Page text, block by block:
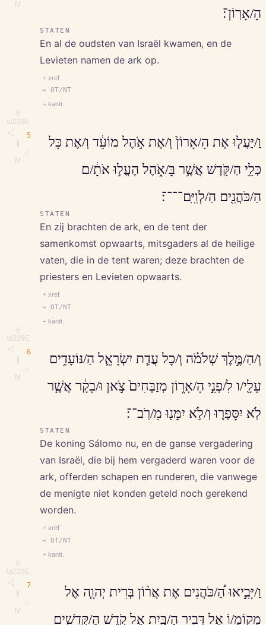
M
⎘
\u229E
M
הָ/אָרֽוֹן־׃
STATEN
En al de oudsten van Israël kwamen, en de
Levieten namen de ark op.
+ xref
↔ OT/NT
+ kantt.
5
⎘
\u229E
M
וַ/יַּעֲל֤וּ אֶת הָ/אָרוֹן֙ וְ/אֶת אֹ֣הֶל מוֹעֵ֔ד וְ/אֶת כָּל
כְּלֵ֥י הַ/קֹּ֖דֶשׁ אֲשֶׁ֣ר בָּ/אֹ֑הֶל הֶעֱל֣וּ אֹתָ֔/ם
הַ/כֹּהֲנִ֖ים הַ/לְוִיִּֽם־־־־׃
STATEN
En zij brachten de ark, en de tent der
samenkomst opwaarts, mitsgaders al de heilige
vaten, die in de tent waren; deze brachten de
priesters en Levieten opwaarts.
+ xref
↔ OT/NT
+ kantt.
6
⎘
\u229E
M
וְ/הַ/מֶּ֣לֶךְ שְׁלֹמֹ֗ה וְ/כָל עֲדַ֧ת יִשְׂרָאֵ֛ל הַ/נּוֹעָדִ֥ים
עָלָ֖י/ו לִ/פְנֵ֣י הָ/אָר֑וֹן מְזַבְּחִים֙ צֹ֣אן וּ/בָקָ֔ר אֲשֶׁ֧ר
לֹֽא יִסָּפְר֛וּ וְ/לֹ֥א יִמָּנ֖וּ מֵ/רֹֽב־־׃
STATEN
De koning Sálomo nu, en de ganse vergadering
van Israël, die bij hem vergaderd waren voor de
ark, offerden schapen en runderen, die vanwege
de menigte niet konden geteld noch gerekend
worden.
+ xref
↔ OT/NT
+ kantt.
7
וַ/יָּבִ֣יאוּ הַ֠/כֹּהֲנִים אֶת אֲר֨וֹן בְּרִית יְהוָ֧ה אֶל
מְקוֹמ֛/וֹ אֶל דְּבִ֥יר הַ/בַּ֖יִת אֶל קֹ֣דֶשׁ הַ/קְּדָשִׁ֑ים